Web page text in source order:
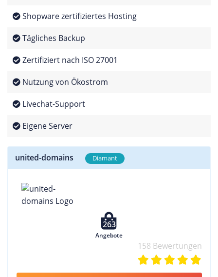
Shopware zertifiziertes Hosting
Tägliches Backup
Zertifiziert nach ISO 27001
Nutzung von Ökostrom
Livechat-Support
Eigene Server
united-domains Diamant
263
Angebote
158 Bewertungen